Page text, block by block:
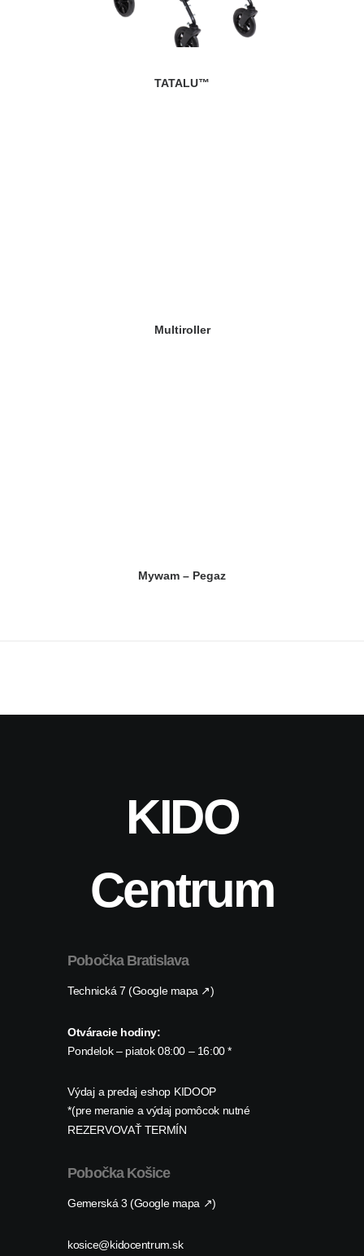
TATALU™
Multiroller
Mywam – Pegaz
KIDO
Centrum
Pobočka Bratislava
Technická 7 (Google mapa ↗)
Otváracie hodiny:
Pondelok – piatok 08:00 – 16:00 *
Výdaj a predaj eshop KIDOOP
*(pre meranie a výdaj pomôcok nutné
REZERVOVAŤ TERMÍN
Pobočka Košice
Gemerská 3 (Google mapa ↗)
kosice@kidocentrum.sk